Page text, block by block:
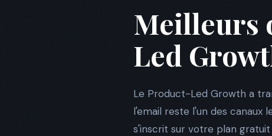
Meilleurs
Led
Le Product-Led Growth a
l'email reste l'un des canaux
s'inscrit sur votre plan